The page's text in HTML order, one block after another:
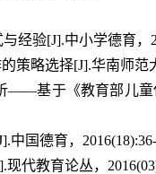
经验[J].中小学德育，
策略选择[J].华南师范
基于《教育部儿童
国德育，
代教育论丛，